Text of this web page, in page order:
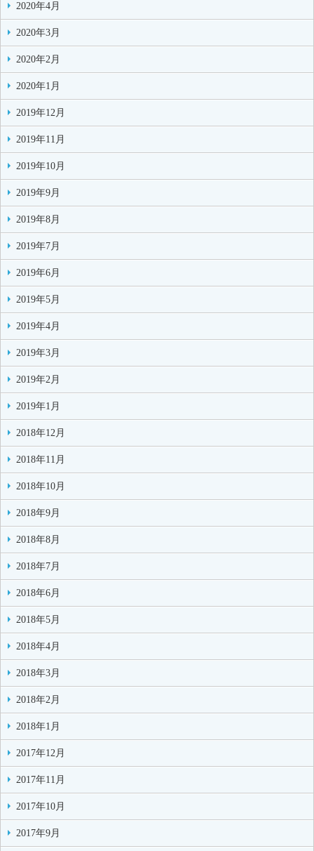
2020年4月
2020年3月
2020年2月
2020年1月
2019年12月
2019年11月
2019年10月
2019年9月
2019年8月
2019年7月
2019年6月
2019年5月
2019年4月
2019年3月
2019年2月
2019年1月
2018年12月
2018年11月
2018年10月
2018年9月
2018年8月
2018年7月
2018年6月
2018年5月
2018年4月
2018年3月
2018年2月
2018年1月
2017年12月
2017年11月
2017年10月
2017年9月